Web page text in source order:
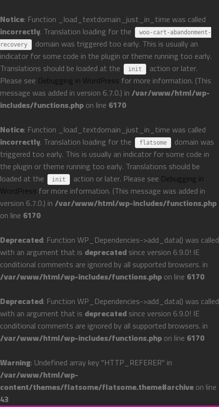
Notice: Function _load_textdomain_just_in_time was called
incorrectly. Translation loading for the
woo-cart-abandonment-
recovery
domain was triggered too early. This is usually an
indicator for some code in the plugin or theme running too early.
Translations should be loaded at the
init
action or later.
Please see Debugging in WordPress for more information. (This
message was added in version 6.7.0.) in/var/www/html/wp-
includes/functions.phpon line 6170
Notice: Function _load_textdomain_just_in_time was called
incorrectly. Translation loading for the flatsome
domain was
triggered too early. This is usually an indicator for some code in
the plugin or theme running too early. Translations should be
loaded at the
init action or later. Please see Debugging in
WordPress for more information. (This message was added in
version 6.7.0.) in/var/www/html/wp-includes/functions.php
on line 6170
Deprecated: Function WP_Dependencies->add_data() was called
with an argument that is deprecatedsince version 6.9.0! IE
conditional comments are ignored by all supported browsers. in
/var/www/html/wp-includes/functions.phpon line 6170
Deprecated: Function WP_Dependencies->add_data() was called
with an argument that is deprecatedsince version 6.9.0! IE
conditional comments are ignored by all supported browsers. in
/var/www/html/wp-includes/functions.phpon line 6170
Warning: Undefined array key "HTTP_REFERER" in
/var/www/html/wp-
content/themes/flatsome/flatsome.theme#archiveon line
43